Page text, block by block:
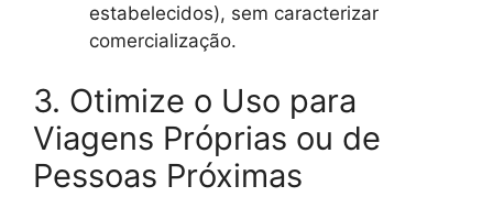
estabelecidos), sem caracterizar
comercialização.
3. Otimize o Uso para
Viagens Próprias ou de
Pessoas Próximas